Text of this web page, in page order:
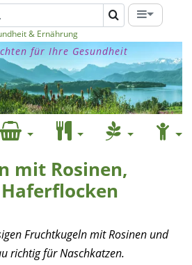
& Ernährung
für Ihre Gesundheit
mit Rosinen,
Fruchtkugeln mit Rosinen und
richtig für Naschkatzen.